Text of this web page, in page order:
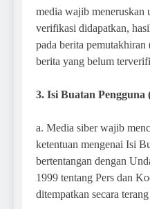
media wajib meneruskan
verifikasi didapatkan,
pada berita pemutakhiran
berita yang belum
3. Isi Buatan Pengguna
a. Media siber wajib
ketentuan mengenai Isi
bertentangan dengan
1999 tentang Pers dan
ditempatkan secara